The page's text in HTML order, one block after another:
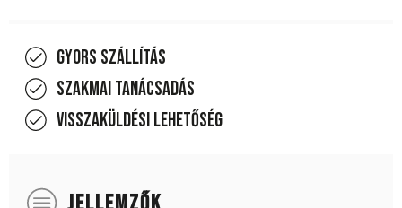
Gyors szállítás
Szakmai tanácsadás
Visszaküldési lehetőség